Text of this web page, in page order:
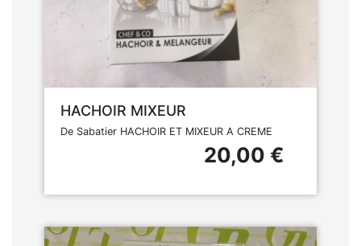
HACHOIR MIXEUR
De Sabatier HACHOIR ET MIXEUR A CREME
20,00 €